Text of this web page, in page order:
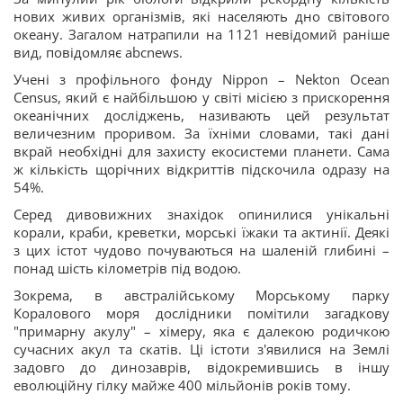
нових живих організмів, які населяють дно світового
океану. Загалом натрапили на 1121 невідомий раніше
вид, повідомляє abcnews.
Учені з профільного фонду Nippon – Nekton Ocean
Census, який є найбільшою у світі місією з прискорення
океанічних досліджень, називають цей результат
величезним проривом. За їхніми словами, такі дані
вкрай необхідні для захисту екосистеми планети. Сама
ж кількість щорічних відкриттів підскочила одразу на
54%.
Серед дивовижних знахідок опинилися унікальні
корали, краби, креветки, морські їжаки та актинії. Деякі
з цих істот чудово почуваються на шаленій глибині –
понад шість кілометрів під водою.
Зокрема, в австралійському Морському парку
Коралового моря дослідники помітили загадкову
"примарну акулу" – хімеру, яка є далекою родичкою
сучасних акул та скатів. Ці істоти з'явилися на Землі
задовго до динозаврів, відокремившись в іншу
еволюційну гілку майже 400 мільйонів років тому.